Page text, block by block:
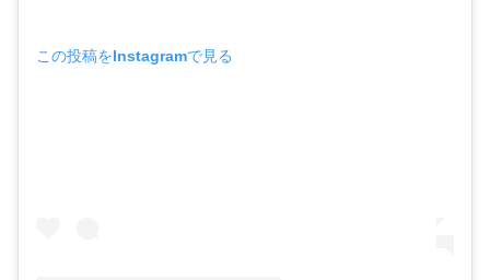
この投稿をInstagramで見る